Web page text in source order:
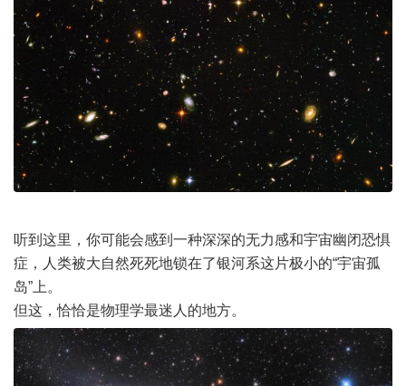
听到这里，你可能会感到一种深深的无力感和宇宙幽闭恐惧
症，人类被大自然死死地锁在了银河系这片极小的“宇宙孤
岛”上。
但这，恰恰是物理学最迷人的地方。